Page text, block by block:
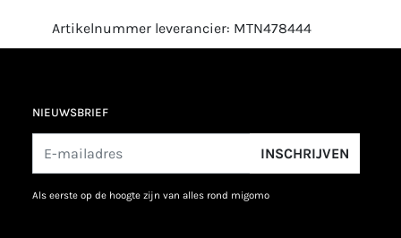
Artikelnummer leverancier: MTN478444
NIEUWSBRIEF
INSCHRIJVEN
als eerste op de hoogte zijn van alles rond migomo